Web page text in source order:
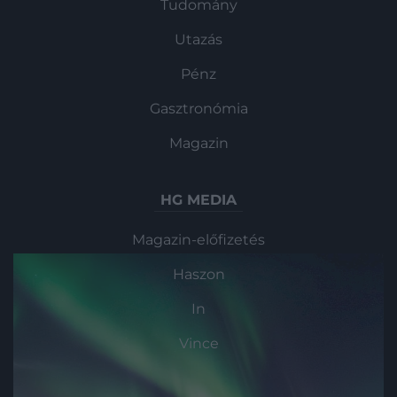
Tudomány
Utazás
Pénz
Gasztronómia
Magazin
HG MEDIA
Magazin-előfizetés
Haszon
In
Vince